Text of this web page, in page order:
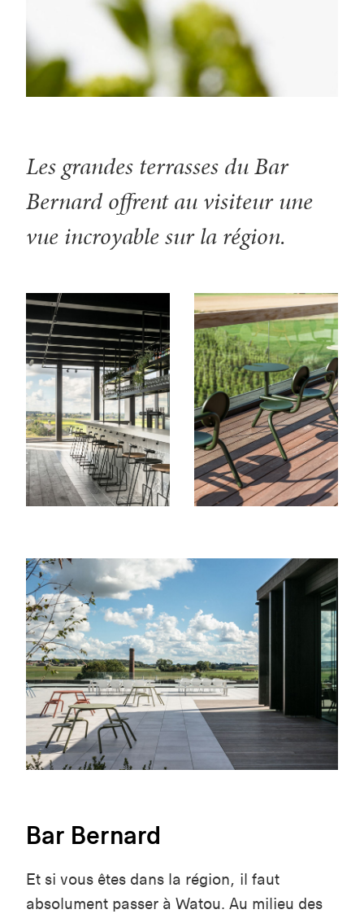
Les grandes terrasses du Bar
Bernard offrent au visiteur une
vue incroyable sur la région.
Bar Bernard
Et si vous êtes dans la région, il faut
absolument passer à Watou. Au milieu des